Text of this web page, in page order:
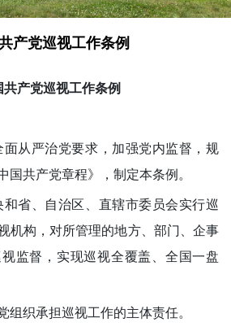
产党巡视工作条例
共产党巡视工作条例
从严治党要求，加强党内监督，规
国共产党章程》，制定本条例。
、自治区、直辖市委员会实行巡
机构，对所管理的地方、部门、企事
监督，实现巡视全覆盖、全国一盘
织承担巡视工作的主体责任。